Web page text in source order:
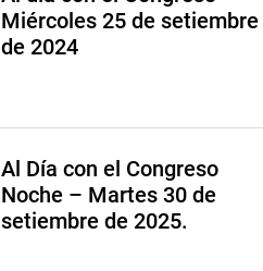
Miércoles 25 de setiembre
de 2024
Al Día con el Congreso
Noche – Martes 30 de
setiembre de 2025.